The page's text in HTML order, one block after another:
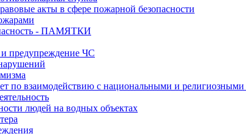
акты в сфере пожарной безопасности
- ПАМЯТКИ
и предупреждение ЧС
по взаимодействию с национальными и
людей на водных объектах